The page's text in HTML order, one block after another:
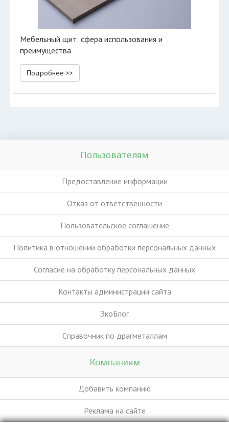
Мебельный щит: сфера использования и
преимущества
Подробнее >>
Пользователям
Предоставление информации
Отказ от ответственности
Пользовательское соглашение
Политика в отношении обработки персональных данных
Согласие на обработку персональных данных
Контакты администрации сайта
ЭкоБлог
Справочник по драгметаллам
Компаниям
Добавить компанию
Реклама на сайте